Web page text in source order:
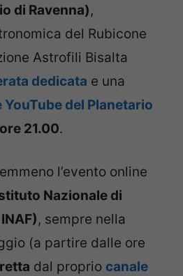
di Ravenna),
del Rubicone
Astrofili Bisalta
dedicata e una
YouTube del Planetario
ore 21.00.
l’evento online
Nazionale di
, sempre nella
(a partire dalle ore
dal proprio canale